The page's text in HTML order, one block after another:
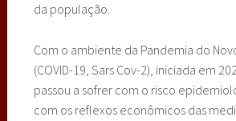
da população.
Com o ambiente da Pandemia do
(COVID-19, Sars Cov-2), iniciada em
passou a sofrer com o risco
com os reflexos econômicos das